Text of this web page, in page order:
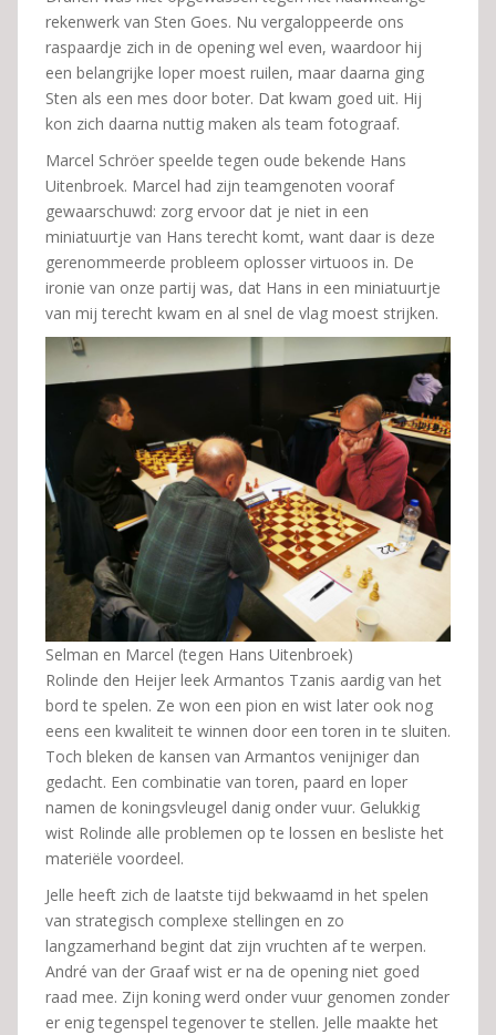
rekenwerk van Sten Goes. Nu vergaloppeerde ons
raspaardje zich in de opening wel even, waardoor hij
een belangrijke loper moest ruilen, maar daarna ging
Sten als een mes door boter. Dat kwam goed uit. Hij
kon zich daarna nuttig maken als team fotograaf.
Marcel Schröer speelde tegen oude bekende Hans
Uitenbroek. Marcel had zijn teamgenoten vooraf
gewaarschuwd: zorg ervoor dat je niet in een
miniatuurtje van Hans terecht komt, want daar is deze
gerenommeerde probleem oplosser virtuoos in. De
ironie van onze partij was, dat Hans in een miniatuurtje
van mij terecht kwam en al snel de vlag moest strijken.
Selman en Marcel (tegen Hans Uitenbroek)
Rolinde den Heijer leek Armantos Tzanis aardig van het
bord te spelen. Ze won een pion en wist later ook nog
eens een kwaliteit te winnen door een toren in te sluiten.
Toch bleken de kansen van Armantos venijniger dan
gedacht. Een combinatie van toren, paard en loper
namen de koningsvleugel danig onder vuur. Gelukkig
wist Rolinde alle problemen op te lossen en besliste het
materiële voordeel.
Jelle heeft zich de laatste tijd bekwaamd in het spelen
van strategisch complexe stellingen en zo
langzamerhand begint dat zijn vruchten af te werpen.
André van der Graaf wist er na de opening niet goed
raad mee. Zijn koning werd onder vuur genomen zonder
er enig tegenspel tegenover te stellen. Jelle maakte het